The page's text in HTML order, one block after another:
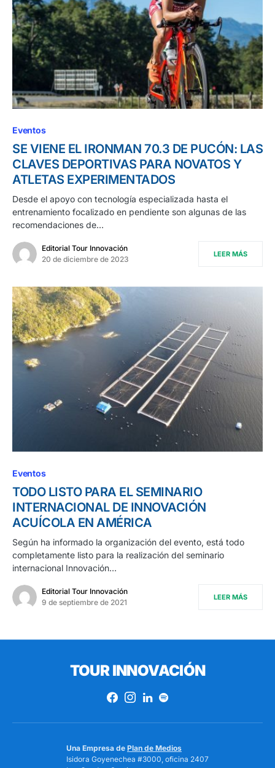
Eventos
SE VIENE EL IRONMAN 70.3 DE PUCÓN: LAS
CLAVES DEPORTIVAS PARA NOVATOS Y
ATLETAS EXPERIMENTADOS
Desde el apoyo con tecnología especializada hasta el
entrenamiento focalizado en pendiente son algunas de las
recomendaciones de…
Editorial Tour Innovación
20 de diciembre de 2023
LEER MÁS
Eventos
TODO LISTO PARA EL SEMINARIO
INTERNACIONAL DE INNOVACIÓN
ACUÍCOLA EN AMÉRICA
Según ha informado la organización del evento, está todo
completamente listo para la realización del seminario
internacional Innovación…
Editorial Tour Innovación
9 de septiembre de 2021
LEER MÁS
TOUR INNOVACIÓN
Una Empresa de Plan de Medios
Isidora Goyenechea #3000, oficina 2407